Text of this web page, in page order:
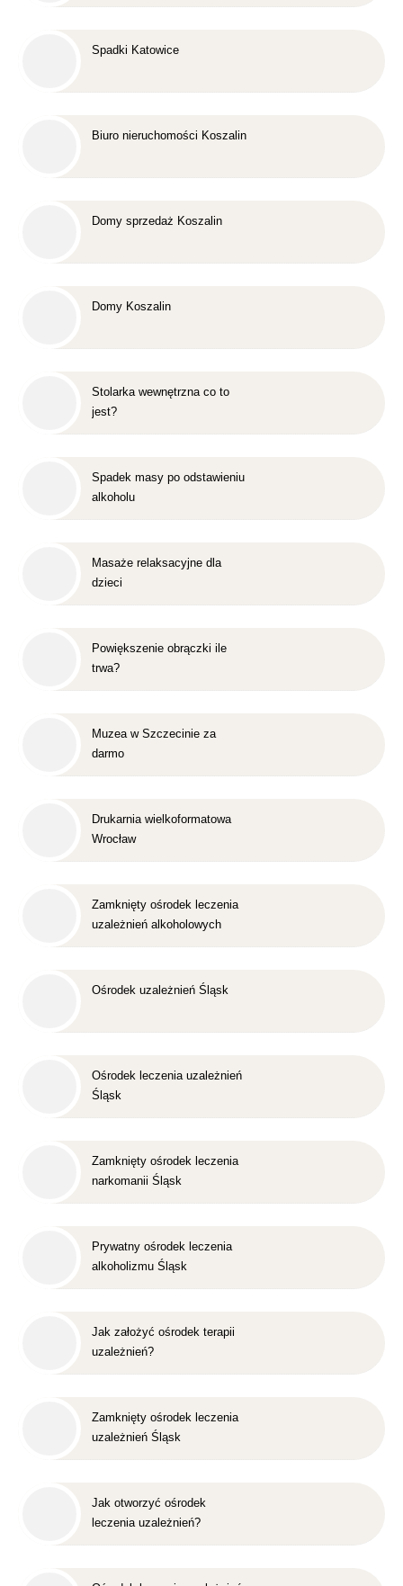
Spadki Katowice
Biuro nieruchomości Koszalin
Domy sprzedaż Koszalin
Domy Koszalin
Stolarka wewnętrzna co to
jest?
Spadek masy po odstawieniu
alkoholu
Masaże relaksacyjne dla
dzieci
Powiększenie obrączki ile
trwa?
Muzea w Szczecinie za
darmo
Drukarnia wielkoformatowa
Wrocław
Zamknięty ośrodek leczenia
uzależnień alkoholowych
Ośrodek uzależnień Śląsk
Ośrodek leczenia uzależnień
Śląsk
Zamknięty ośrodek leczenia
narkomanii Śląsk
Prywatny ośrodek leczenia
alkoholizmu Śląsk
Jak założyć ośrodek terapii
uzależnień?
Zamknięty ośrodek leczenia
uzależnień Śląsk
Jak otworzyć ośrodek
leczenia uzależnień?